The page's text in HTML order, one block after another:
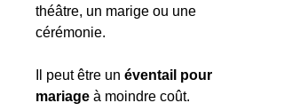
théâtre, un marige ou une
cérémonie.
Il peut être un éventail pour
mariage à moindre coût.